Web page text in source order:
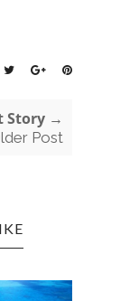
Story →
Post